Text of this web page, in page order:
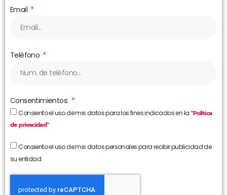
Email
Teléfono
Consentimientos:
Consiento el uso de mis datos para los fines indicados en la“Política
de privacidad”
Consiento el uso de mis datos personales para recibir publicidad de
su entidad.